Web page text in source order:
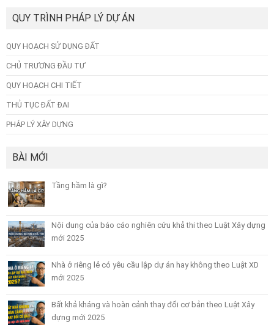
QUY TRÌNH PHÁP LÝ DỰ ÁN
QUY HOẠCH SỬ DỤNG ĐẤT
CHỦ TRƯƠNG ĐẦU TƯ
QUY HOẠCH CHI TIẾT
THỦ TỤC ĐẤT ĐAI
PHÁP LÝ XÂY DỰNG
BÀI MỚI
Tầng hầm là gì?
Nội dung của báo cáo nghiên cứu khả thi theo Luật Xây dựng
mới 2025
Nhà ở riêng lẻ có yêu cầu lập dự án hay không theo Luật XD
mới 2025
Bất khả kháng và hoàn cảnh thay đổi cơ bản theo Luật Xây
dựng mới 2025